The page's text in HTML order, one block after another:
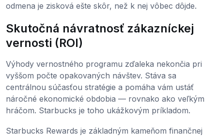
odmena je zisková ešte skôr, než k nej vôbec dôjde.
Skutočná návratnosť zákazníckej
vernosti (ROI)
Výhody vernostného programu zďaleka nekončia pri
vyššom počte opakovaných návštev. Stáva sa
centrálnou súčasťou stratégie a pomáha vám ustáť
náročné ekonomické obdobia — rovnako ako veľkým
hráčom. Starbucks je toho ukážkovým príkladom.
Starbucks Rewards je základným kameňom finančnej